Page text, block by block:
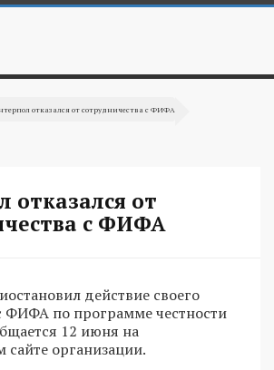
отказался от сотрудничества с ФИФА
отказался от
с ФИФА
действие своего
ФИФА по программе честности
12 июня на
организации.